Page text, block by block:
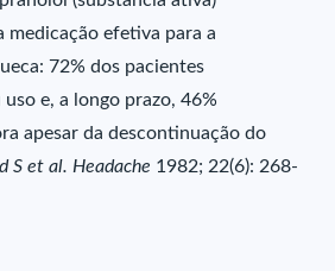
medicação efetiva para a
72% dos pacientes
e, a longo prazo, 46%
apesar da descontinuação do
S et al. Headache 1982; 22(6): 268-